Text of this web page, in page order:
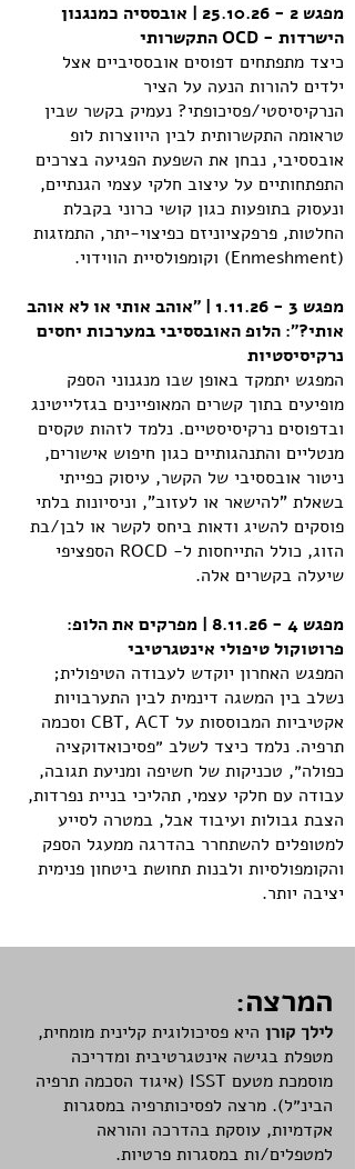
מפגש 2 - 25.10.26
| אובססיה כמנגנון
הישרדות - OCD התקשרותי
כיצד מתפתחים דפוסים אובססיביים אצל
ילדים להורות הנעה על הציר
הנרקיסיסטי/פסיכופתי? נעמיק בקשר שבין
טראומה התקשרותית לבין היווצרות לופ
אובססיבי, נבחן את השפעת הפגיעה בצרכים
התפתחותיים על עיצוב חלקי עצמי הגנתיים,
ונעסוק בתופעות כגון קושי כרוני בקבלת
החלטות, פרפקציוניזם כפיצוי-יתר, התמזגות
(Enmeshment) וקומפולסיית הווידוי.
מפגש 3 - 1.11.26 | "אוהב אותי או לא אוהב
אותי?": הלופ האובססיבי במערכות יחסים
נרקיסיסטיות
המפגש יתמקד באופן שבו מנגנוני הספק
מופיעים בתוך קשרים המאופיינים בגזלייטינג
ובדפוסים נרקיסיסטיים. נלמד לזהות טקסים
מנטליים והתנהגותיים כגון חיפוש אישורים,
ניטור אובססיבי של הקשר, עיסוק כפייתי
בשאלת "להישאר או לעזוב", וניסיונות בלתי
פוסקים להשיג ודאות ביחס לקשר או לבן/בת
הזוג, כולל התייחסות ל- ROCD הספציפי
שיעלה בקשרים אלה.
מפגש 4 - 8.11.26 | מפרקים את הלופ:
פרוטוקול טיפולי אינטגרטיבי
המפגש האחרון יוקדש לעבודה הטיפולית;
נשלב בין המשגה דינמית לבין התערבויות
אקטיביות המבוססות על CBT, ACT וסכמה
תרפיה. נלמד כיצד לשלב ״פסיכואדוקציה
כפולה״, טכניקות של חשיפה ומניעת תגובה,
עבודה עם חלקי עצמי, תהליכי בניית נפרדות,
הצבת גבולות ועיבוד אבל, במטרה לסייע
למטופלים להשתחרר בהדרגה ממעגל הספק
והקומפולסיות ולבנות תחושת ביטחון פנימית
יציבה יותר.
המרצה:
לילך קורן היא פסיכולוגית קלינית מומחית,
מטפלת בגישה אינטגרטיבית ומדריכה
מוסמכת מטעם ISST (איגוד הסכמה תרפיה
הבינ״ל). מרצה לפסיכותרפיה במסגרות
אקדמיות, עוסקת בהדרכה והוראה
למטפלים/ות במסגרות פרטיות.